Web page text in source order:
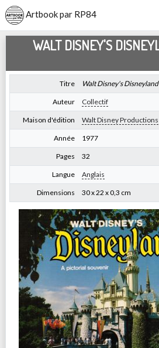
Artbook par RP84
WALT DISNEY'S
Titre Walt Disney's
Auteur Collectif
Maison d'édition Walt Disney Productions
Année 1977
Pages 32
Langue Anglais
Dimensions 30 x 22 x 0,3 cm